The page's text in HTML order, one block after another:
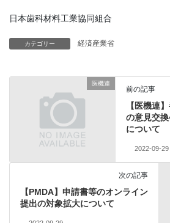
日本歯科材料工業協同組合
カテゴリー 経済産業省
医機連
前の記事
【医機連
の意見交
について
2022-09-29
次の記事
【PMDA】申請書等のオンライン
提出の対象拡大について